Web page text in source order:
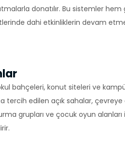
donatılır. Bu sistemler hem
dahi etkinliklerin devam
bahçeleri, konut siteleri ve
tercih edilen açık sahalar,
grupları ve çocuk oyun alanları
hata
Bu
ilgi